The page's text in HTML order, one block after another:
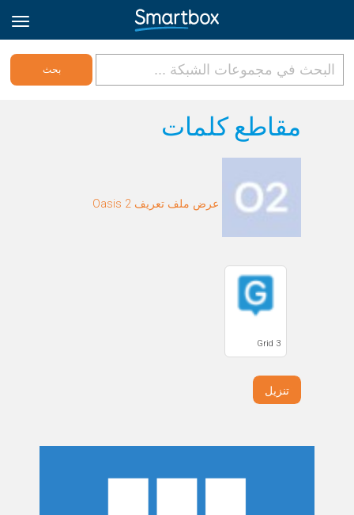
Online Grids
الاشتراك
مقاطع كلمات
عرض ملف تعريف Oasis 2
Grid 3
تنزيل